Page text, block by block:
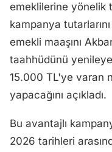
emeklilerine yönelik
kampanya
emekli maaşını
taahhüdünü
15.000 TL'ye varan
yapacağını açıkladı.
Bu avantajlı
2026 tarihleri